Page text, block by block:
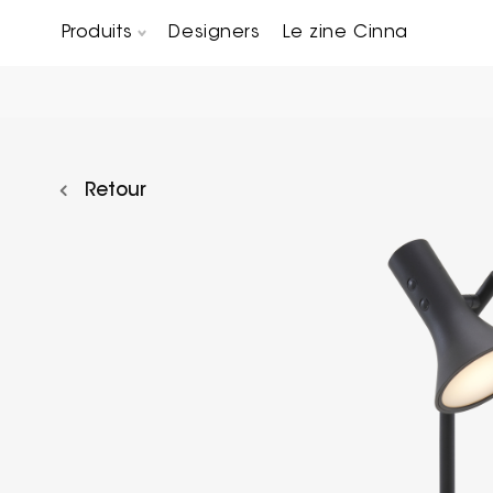
Produits Designers Le zine Cinna
Retour